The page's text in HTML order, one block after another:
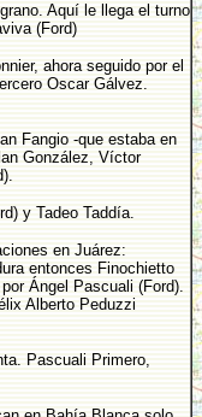
Aquí le llega el turno
(Ford)
ahora seguido por el
Oscar Gálvez.
Fangio -que estaba en
González, Víctor
y Tadeo Taddía.
en Juárez:
entonces Finochietto
Ángel Pascuali (Ford).
Alberto Peduzzi
Pascuali Primero,